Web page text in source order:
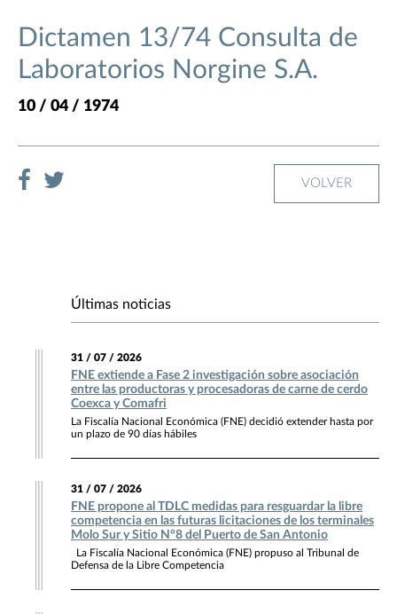
Dictamen 13/74 Consulta de
Laboratorios Norgine S.A.
10 / 04 / 1974
VOLVER
Últimas noticias
31 / 07 / 2026
FNE extiende a Fase 2 investigación sobre asociación
entre las productoras y procesadoras de carne de cerdo
Coexca y Comafri
La Fiscalía Nacional Económica (FNE) decidió extender hasta por
un plazo de 90 días hábiles
31 / 07 / 2026
FNE propone al TDLC medidas para resguardar la libre
competencia en las futuras licitaciones de los terminales
Molo Sur y Sitio N°8 del Puerto de San Antonio
La Fiscalía Nacional Económica (FNE) propuso al Tribunal de
Defensa de la Libre Competencia